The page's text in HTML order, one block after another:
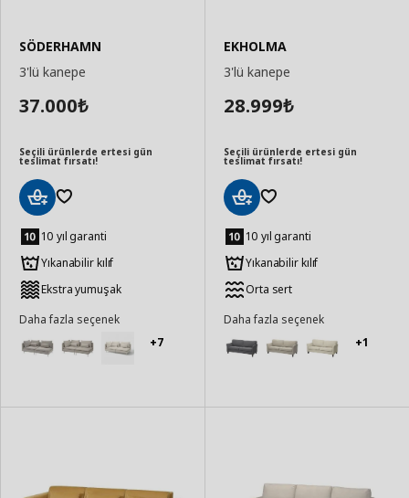
SÖDERHAMN
3'lü kanepe
37.000₺
Seçili ürünlerde ertesi gün
teslimat fırsatı!
Ekle 10 yıl garanti
Yıkanabilir kılıf
Ekstra yumuşak
Daha fazla seçenek
+7
EKHOLMA
3'lü kanepe
28.999₺
Seçili ürünlerde ertesi gün
teslimat fırsatı!
Ekle 10 yıl garanti
Yıkanabilir kılıf
Orta sert
Daha fazla seçenek
+1